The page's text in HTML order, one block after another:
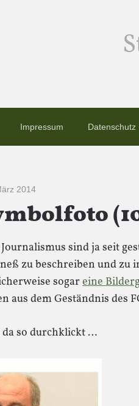
Impressum Datenschutz
2014
sind ja seit
zu beschreiben und zu
sogar eine
aus dem Geständnis des
da so durchklickt …